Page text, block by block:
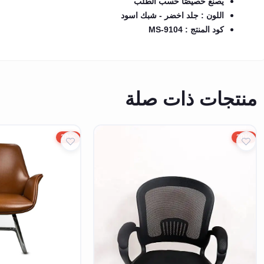
اللون : جلد اخضر - شبك اسود
كود المنتج : MS-9104
منتجات ذات صلة
20%
20%